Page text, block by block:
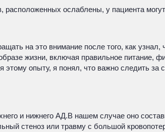
ослаблены, у пациента
на это внимание после того, как
жизни, включая правильное питание,
этому опыту, я понял, что важно следить
и нижнего АД.В нашем случае оно
стеноз или травму с большой